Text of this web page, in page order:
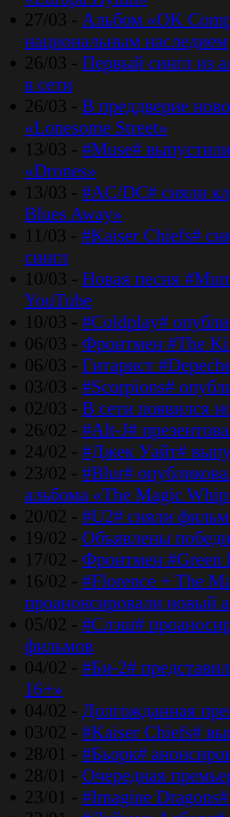
27/03 - Альбом «OK
национальным наследием
26/03 - Первый сингл из
в сети
26/03 - В преддверие
«Lonesome Street»
13/03 - #Muse#
«Drones»
13/03 - #AC/DC# сняли
Blues Away»
11/03 - #Kaiser Chiefs#
сингл
10/03 - Новая песня
YouTube
10/03 - #Coldplay#
06/03 - Фронтмен #The
06/03 - Гитарист
03/03 - #Scorpions#
02/03 - В сети появился
26/02 - #Alt-J#
24/02 - #Джек Уайт#
23/02 - #Blur#
альбома «The Magic
20/02 - #U2# сняли
19/02 - Объявлены
17/02 - Фронтмен #Green
16/02 - #Florence + The
проанонсировали новый
05/02 - #Слэш#
фильмов
04/02 - #Би-2#
16+»
04/02 - Долгожданная
03/02 - #Kaiser Chiefs#
28/01 - #Бьорк#
28/01 - Очередная
23/01 - #Imagine